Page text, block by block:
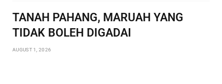
TANAH PAHANG, MARUAH YANG
TIDAK BOLEH DIGADAI
AUGUST 1, 2026